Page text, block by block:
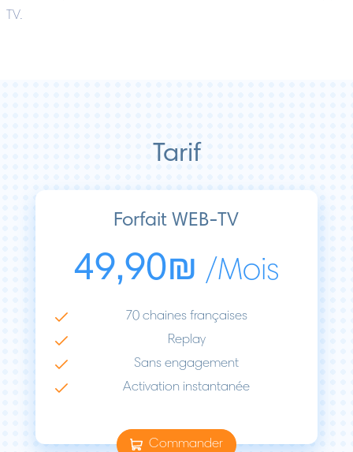
TV.
Tarif
Forfait WEB-TV
49,90₪ /Mois
70 chaines françaises
Replay
Sans engagement
Activation instantanée
Commander